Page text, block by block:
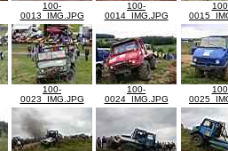
100-
0013_IMG.JPG
100-
0014_IMG.JPG
100-
0023_IMG.JPG
100-
0024_IMG.JPG